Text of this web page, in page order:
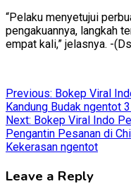
“Pelaku menyetujui
pengakuannya, langkah
empat kali,” jelasnya. -
Post
navigation
Previous: Bokep Viral
Kandung Budak ngentot
Next: Bokep Viral Indo
Pengantin Pesanan di
Kekerasan ngentot
Leave a Reply